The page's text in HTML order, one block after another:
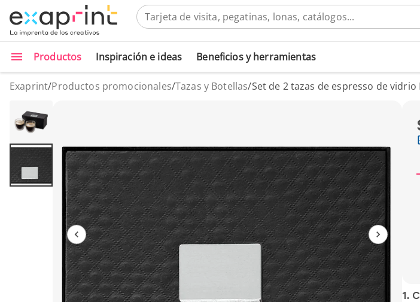
Productos Inspiración e ideas Beneficios y herramientas
Exaprint/Productos promocionales/Tazas y Botellas/Set de 2 tazas de espresso de vidrio
1.